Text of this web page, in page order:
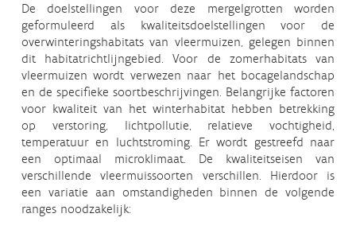
De doelstellingen voor deze mergelgrotten worden
geformuleerd als kwaliteitsdoelstellingen voor de
overwinteringshabitats van vleermuizen, gelegen binnen
dit habitatrichtlijngebied. Voor de zomerhabitats van
vleermuizen wordt verwezen naar het bocagelandschap
en de specifieke soortbeschrijvingen. Belangrijke factoren
voor kwaliteit van het winterhabitat hebben betrekking
op verstoring, lichtpollutie, relatieve vochtigheid,
temperatuur en luchtstroming. Er wordt gestreefd naar
een optimaal microklimaat. De kwaliteitseisen van
verschillende vleermuissoorten verschillen. Hierdoor is
een variatie aan omstandigheden binnen de volgende
ranges noodzakelijk: